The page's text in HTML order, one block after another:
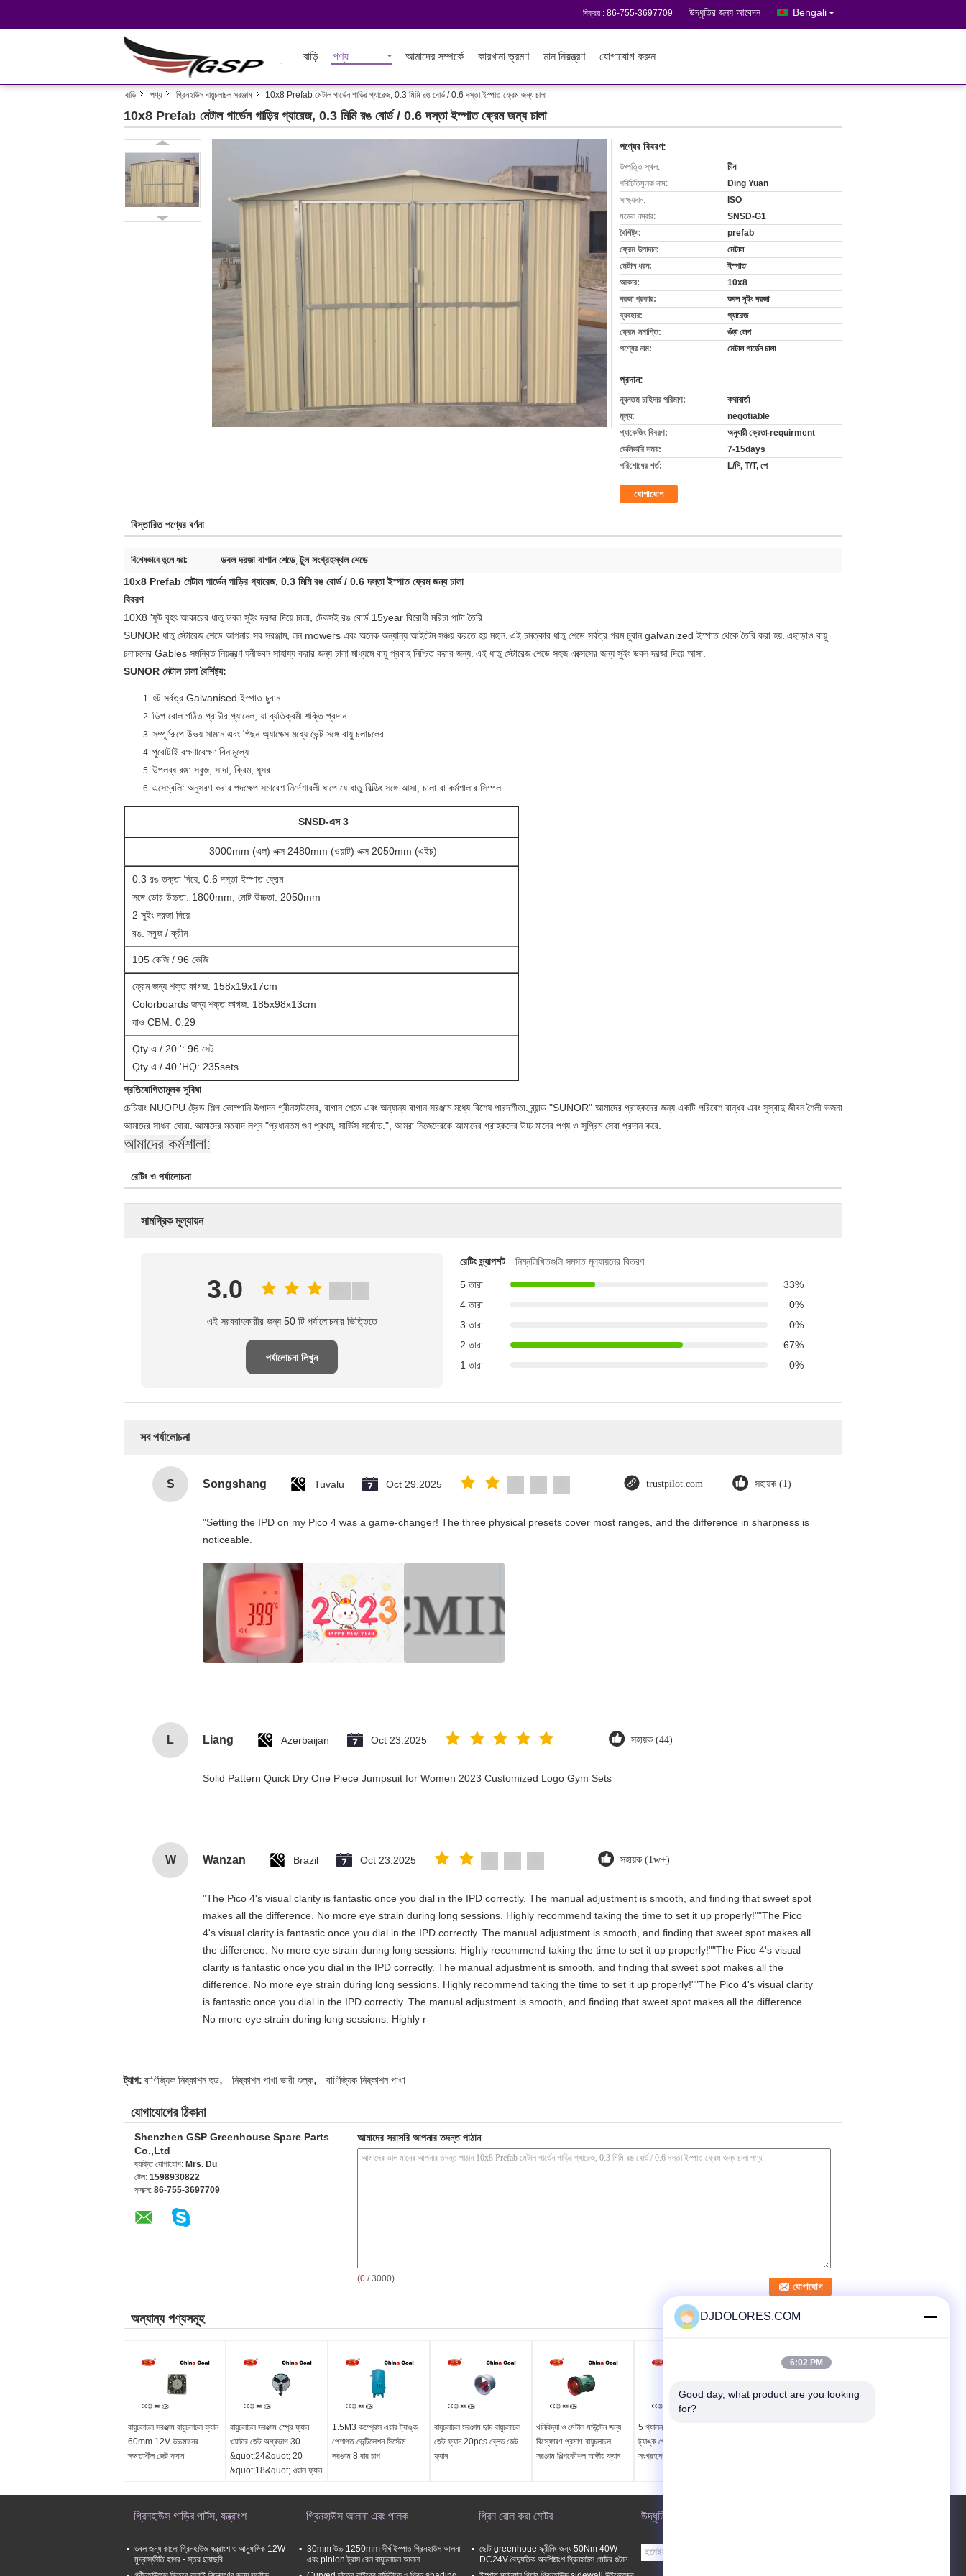
বিক্রয় : 86-755-3697709 উদ্ধৃতির জন্য আবেদন Bengali
বাড়ি পণ্য আমাদের সম্পর্কে কারখানা ভ্রমণ মান নিয়ন্ত্রণ যোগাযোগ করুন
বাড়ি পণ্য গ্রিনহাউস বায়ুচলাচল সরঞ্জাম 10x8 Prefab মেটাল গার্ডেন গাড়ির গ্যারেজ, 0.3 মিমি রঙ বোর্ড / 0.6 দস্তা ইস্পাত ফ্রেম জন্য চালা
10x8 Prefab মেটাল গার্ডেন গাড়ির গ্যারেজ, 0.3 মিমি রঙ বোর্ড / 0.6 দস্তা ইস্পাত ফ্রেম জন্য চালা
পণ্যের বিবরণ:
উৎপত্তি স্থল:
চীন
পরিচিতিমুলক নাম:
Ding Yuan
সাক্ষ্যদান:
ISO
মডেল নম্বার:
SNSD-G1
বৈশিষ্ট্য:
prefab
ফ্রেম উপাদান:
মেটাল
মেটাল ধরন:
ইস্পাত
আকার:
10x8
দরজা প্রকার:
ডবল সুইং দরজা
ব্যবহার:
গ্যারেজ
ফ্রেম সমাপ্তি:
গুঁড়া লেপ
পণ্যের নাম:
মেটাল গার্ডেন চালা
প্রদান:
ন্যূনতম চাহিদার পরিমাণ:
কথাবার্তা
মূল্য:
negotiable
প্যাকেজিং বিবরণ:
অনুযায়ী ক্রেতা-requirment
ডেলিভারি সময়:
7-15days
পরিশোধের শর্ত:
L/সি, T/T, পে
যোগাযোগ
বিস্তারিত পণ্যের বর্ণনা
বিশেষভাবে তুলে ধরা: ডবল দরজা বাগান শেডে, টুল সংগ্রহস্থল শেডে
10x8 Prefab মেটাল গার্ডেন গাড়ির গ্যারেজ, 0.3 মিমি রঙ বোর্ড / 0.6 দস্তা ইস্পাত ফ্রেম জন্য চালা
বিবরণ
10X8 'ফুট বৃহৎ আকারের ধাতু ডবল সুইং দরজা দিয়ে চালা, টেকসই রঙ বোর্ড 15year বিরোধী মরিচা পাটা তৈরি
SUNOR ধাতু স্টোরেজ শেডে আপনার সব সরঞ্জাম, লন mowers এবং অনেক অন্যান্য আইটেম সঞ্চয় করতে হয় মহান. এই চমত্কার ধাতু শেডে সর্বত্র গরম চুবান galvanized ইস্পাত থেকে তৈরি করা হয়. এছাড়াও বায়ু
চলাচলের Gables সমন্বিত নিয়ন্ত্রণ ঘনীভবন সাহায্য করার জন্য চালা মাধ্যমে বায়ু প্রবাহ নিশ্চিত করার জন্য. এই ধাতু স্টোরেজ শেডে সহজ এক্সেসের জন্য সুইং ডবল দরজা দিয়ে আসা.
SUNOR মেটাল চালা বৈশিষ্ট্য:
হট সর্বত্র Galvanised ইস্পাত চুবান.
ডিপ রোল গঠিত প্রাচীর প্যানেল, যা ব্যতিক্রমী শক্তি প্রদান.
সম্পূর্ণরূপে উভয় সামনে এবং পিছন অ্যাপেক্স মধ্যে ভেন্ট সঙ্গে বায়ু চলাচলের.
পুরোটাই রক্ষণাবেক্ষণ বিনামূল্যে.
উপলব্ধ রঙ: সবুজ, সাদা, ক্রিম, ধূসর
এসেম্বলি: অনুসরণ করার পদক্ষেপ সমাবেশ নির্দেশাবলী ধাপে যে ধাতু বিল্ডিং সঙ্গে আসা, চালা বা কর্মশালার সিম্পল.
SNSD-এস 3
3000mm (এল) এক্স 2480mm (ওয়াট) এক্স 2050mm (এইচ)
0.3 রঙ তক্তা দিয়ে, 0.6 দস্তা ইস্পাত ফ্রেম
সঙ্গে ডোর উচ্চতা: 1800mm, মোট উচ্চতা: 2050mm
2 সুইং দরজা দিয়ে
রঙ: সবুজ / ক্রীম
105 কেজি / 96 কেজি
ফ্রেম জন্য শক্ত কাগজ: 158x19x17cm
Colorboards জন্য শক্ত কাগজ: 185x98x13cm
যাও CBM: 0.29
Qty এ / 20 ': 96 সেট
Qty এ / 40 'HQ: 235sets
প্রতিযোগিতামূলক সুবিধা
চেচিয়াং NUOPU ট্রেড শিল্প কোম্পানি উত্পাদন গ্রীনহাউসের, বাগান শেডে এবং অন্যান্য বাগান সরঞ্জাম মধ্যে বিশেষ পারদর্শীতা.ব্র্যান্ড "SUNOR" আমাদের গ্রাহকদের জন্য একটি পরিবেশ বান্ধব এবং সুস্বাদু জীবন শৈলী ভজনা
আমাদের সাধনা ঘোরা. আমাদের মতবাদ লগ্ন "প্রধানতম গুণ প্রথম, সার্ভিস সর্বোচ্চ.", আমরা নিজেদেরকে আমাদের গ্রাহকদের উচ্চ মানের পণ্য ও সুপ্রিম সেবা প্রদান করে.
আমাদের কর্মশালা:
রেটিং ও পর্যালোচনা
সামগ্রিক মূল্যায়ন
3.0
এই সরবরাহকারীর জন্য 50 টি পর্যালোচনার ভিত্তিতে
পর্যালোচনা লিখুন
রেটিং স্ন্যাপশট
নিম্নলিখিতগুলি সমস্ত মূল্যায়নের বিতরণ
5 তারা
33%
4 তারা
0%
3 তারা
0%
2 তারা
67%
1 তারা
0%
সব পর্যালোচনা
S Songshang Tuvalu Oct 29.2025 trustpilot.com সহায়ক (1)
"Setting the IPD on my Pico 4 was a game-changer! The three physical presets cover most ranges, and the difference in sharpness is
noticeable.
L Liang Azerbaijan Oct 23.2025 সহায়ক (44)
Solid Pattern Quick Dry One Piece Jumpsuit for Women 2023 Customized Logo Gym Sets
W Wanzan Brazil Oct 23.2025 সহায়ক (1w+)
"The Pico 4's visual clarity is fantastic once you dial in the IPD correctly. The manual adjustment is smooth, and finding that sweet spot
makes all the difference. No more eye strain during long sessions. Highly recommend taking the time to set it up properly!""The Pico
4's visual clarity is fantastic once you dial in the IPD correctly. The manual adjustment is smooth, and finding that sweet spot makes all
the difference. No more eye strain during long sessions. Highly recommend taking the time to set it up properly!""The Pico 4's visual
clarity is fantastic once you dial in the IPD correctly. The manual adjustment is smooth, and finding that sweet spot makes all the
difference. No more eye strain during long sessions. Highly recommend taking the time to set it up properly!""The Pico 4's visual clarity
is fantastic once you dial in the IPD correctly. The manual adjustment is smooth, and finding that sweet spot makes all the difference.
No more eye strain during long sessions. Highly r
ট্যাগ: বাণিজ্যিক নিষ্কাশন হুড, নিষ্কাশন পাখা ভারী শুল্ক, বাণিজ্যিক নিষ্কাশন পাখা
যোগাযোগের ঠিকানা
Shenzhen GSP Greenhouse Spare Parts
Co.,Ltd
ব্যক্তি যোগাযোগ: Mrs. Du
টেল: 1598930822
ফ্যাক্স: 86-755-3697709
আমাদের সরাসরি আপনার তদন্ত পাঠান
(0 / 3000)
অন্যান্য পণ্যসমূহ
বায়ুচলাচল সরঞ্জাম বায়ুচলাচল ফ্যান
60mm 12V উচ্চমানের
ক্ষমতাশীল জেট ফ্যান
বায়ুচলাচল সরঞ্জাম স্প্রে ফ্যান
ওয়াটার জেট অগ্রভাগ 30
&quot;24&quot; 20
&quot;18&quot; ওয়াল ফ্যান
1.5M3 কম্প্রেস এয়ার ট্যাঙ্ক
পেশাগত ভেন্টিলেশন সিস্টেম
সরঞ্জাম 8 বার চাপ
বায়ুচলাচল সরঞ্জাম ছাদ বায়ুচলাচল
জেট ফ্যান 20pcs ব্লেড জেট
ফ্যান
খনিবিদ্যা ও মেটাল মাউন্টেন জন্য
বিস্ফোরণ প্রমাণ বায়ুচলাচল
সরঞ্জাম শিল্পকৌশল অক্ষীয় ফ্যান
5 গ্যালন অ্যালুমিনিয়াম এয়ার
ট্যাঙ্ক পেশাগত কম্প্রেস এয়ার
সংগ্রহস্থল সরঞ্জাম
গ্রিনহাউস গাড়ির পার্টস, যন্ত্রাংশ
ডবল জন্য কালো গ্রিনহাউজ যন্ত্রাংশ ও আনুষাঙ্গিক 12W
মুদ্রাস্ফীতি হাপর - স্তর ছায়াছবি
গ্রিনহাউস আলনা এবং পালক
30mm উচ্চ 1250mm দীর্ঘ ইস্পাত গ্রিনহাউস আলনা
এবং pinion ট্রাস রেল বায়ুচলাচল আলনা
গ্রিন রোল করা মোটর
ছোট greenhoue স্ক্রীনিং জন্য 50Nm 40W
DC24V বৈদ্যুতিক অবশিষ্টাংশ গ্রিনহাউস মোটর গুটান
উদ্ধৃতির জন্য আবেদন
DJDOLORES.COM
6:02 PM
Good day, what product are you looking
for?